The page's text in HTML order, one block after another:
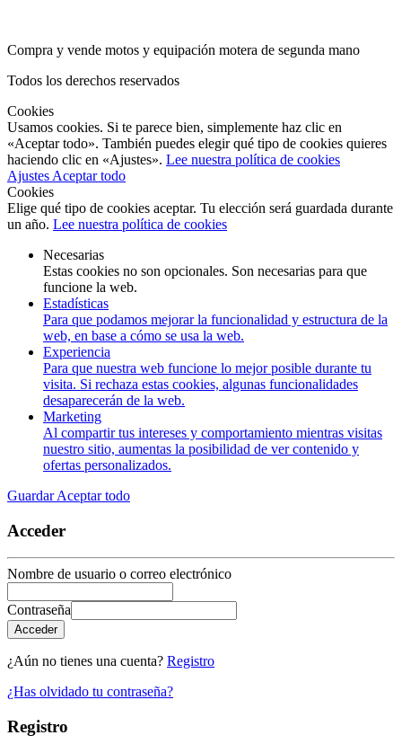
Compra y vende motos y equipación motera de segunda mano
Todos los derechos reservados
Cookies
Usamos cookies. Si te parece bien, simplemente haz clic en
«Aceptar todo». También puedes elegir qué tipo de cookies quieres
haciendo clic en «Ajustes». Lee nuestra política de cookies
Ajustes Aceptar todo
Cookies
Elige qué tipo de cookies aceptar. Tu elección será guardada durante
un año. Lee nuestra política de cookies
Necesarias
Estas cookies no son opcionales. Son necesarias para que
funcione la web.
Estadísticas
Para que podamos mejorar la funcionalidad y estructura de la
web, en base a cómo se usa la web.
Experiencia
Para que nuestra web funcione lo mejor posible durante tu
visita. Si rechaza estas cookies, algunas funcionalidades
desaparecerán de la web.
Marketing
Al compartir tus intereses y comportamiento mientras visitas
nuestro sitio, aumentas la posibilidad de ver contenido y
ofertas personalizados.
GuardarAceptar todo
Acceder
Nombre de usuario o correo electrónico
Contraseña
Acceder
¿Aún no tienes una cuenta? Registro
¿Has olvidado tu contraseña?
Registro